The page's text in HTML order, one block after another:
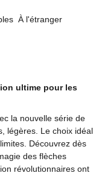
À l'étranger
ultime pour les
la nouvelle série de
légères. Le choix idéal
Découvrez dès
des flèches
révolutionnaires ont